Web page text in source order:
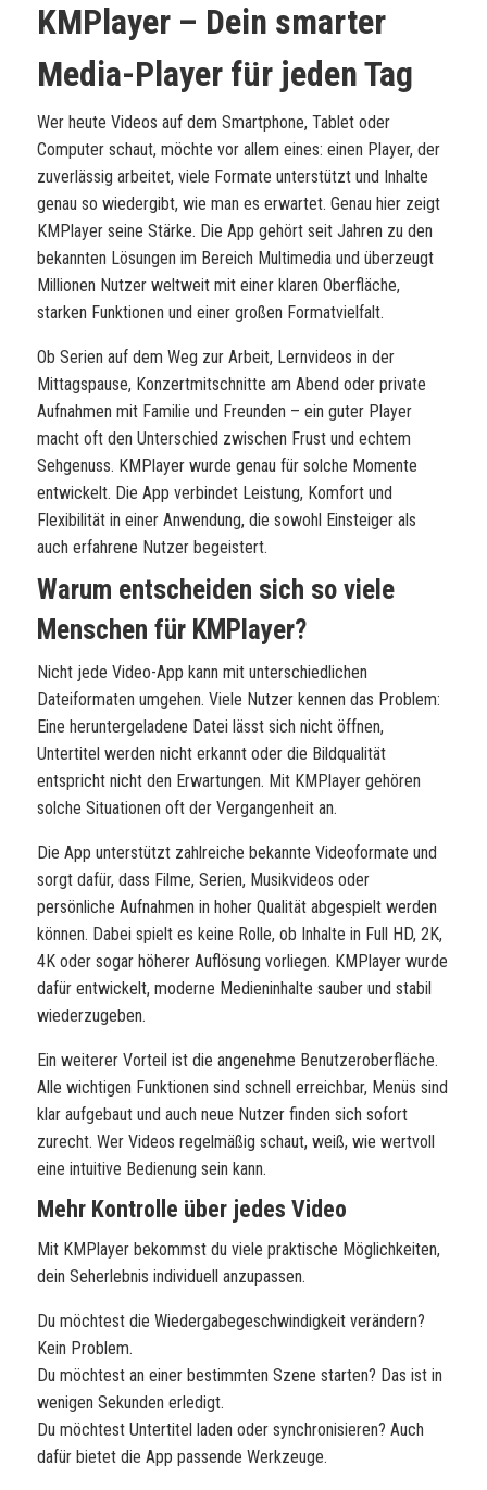
KMPlayer – Dein smarter
Media-Player für jeden Tag
Wer heute Videos auf dem Smartphone, Tablet oder
Computer schaut, möchte vor allem eines: einen Player, der
zuverlässig arbeitet, viele Formate unterstützt und Inhalte
genau so wiedergibt, wie man es erwartet. Genau hier zeigt
KMPlayer seine Stärke. Die App gehört seit Jahren zu den
bekannten Lösungen im Bereich Multimedia und überzeugt
Millionen Nutzer weltweit mit einer klaren Oberfläche,
starken Funktionen und einer großen Formatvielfalt.
Ob Serien auf dem Weg zur Arbeit, Lernvideos in der
Mittagspause, Konzertmitschnitte am Abend oder private
Aufnahmen mit Familie und Freunden – ein guter Player
macht oft den Unterschied zwischen Frust und echtem
Sehgenuss. KMPlayer wurde genau für solche Momente
entwickelt. Die App verbindet Leistung, Komfort und
Flexibilität in einer Anwendung, die sowohl Einsteiger als
auch erfahrene Nutzer begeistert.
Warum entscheiden sich so viele
Menschen für KMPlayer?
Nicht jede Video-App kann mit unterschiedlichen
Dateiformaten umgehen. Viele Nutzer kennen das Problem:
Eine heruntergeladene Datei lässt sich nicht öffnen,
Untertitel werden nicht erkannt oder die Bildqualität
entspricht nicht den Erwartungen. Mit KMPlayer gehören
solche Situationen oft der Vergangenheit an.
Die App unterstützt zahlreiche bekannte Videoformate und
sorgt dafür, dass Filme, Serien, Musikvideos oder
persönliche Aufnahmen in hoher Qualität abgespielt werden
können. Dabei spielt es keine Rolle, ob Inhalte in Full HD, 2K,
4K oder sogar höherer Auflösung vorliegen. KMPlayer wurde
dafür entwickelt, moderne Medieninhalte sauber und stabil
wiederzugeben.
Ein weiterer Vorteil ist die angenehme Benutzeroberfläche.
Alle wichtigen Funktionen sind schnell erreichbar, Menüs sind
klar aufgebaut und auch neue Nutzer finden sich sofort
zurecht. Wer Videos regelmäßig schaut, weiß, wie wertvoll
eine intuitive Bedienung sein kann.
Mehr Kontrolle über jedes Video
Mit KMPlayer bekommst du viele praktische Möglichkeiten,
dein Seherlebnis individuell anzupassen.
Du möchtest die Wiedergabegeschwindigkeit verändern?
Kein Problem.
Du möchtest an einer bestimmten Szene starten? Das ist in
wenigen Sekunden erledigt.
Du möchtest Untertitel laden oder synchronisieren? Auch
dafür bietet die App passende Werkzeuge.